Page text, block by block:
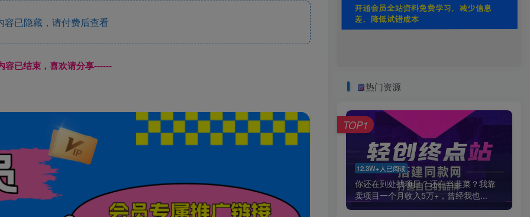
已隐藏，请付费后查看
容已结束，喜欢请分享------
热门资源
12.3W+人已阅读
你还在到处找项目？还在当韭菜？我靠
卖项目一个月收入5万+，曾经我也...
TOP1